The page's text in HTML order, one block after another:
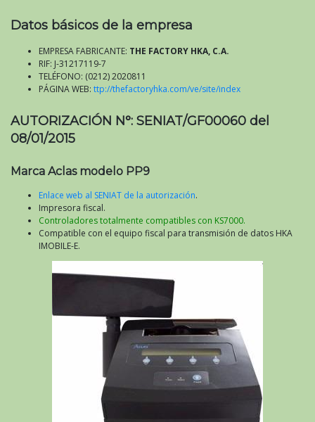
Datos básicos de la empresa
EMPRESA FABRICANTE: THE FACTORY HKA, C.A.
RIF: J-31217119-7
TELÉFONO: (0212) 2020811
PÁGINA WEB: ttp://thefactoryhka.com/ve/site/index
AUTORIZACIÓN N°: SENIAT/GF00060 del
08/01/2015
Marca Aclas modelo PP9
Enlace web al SENIAT de la autorización.
Impresora fiscal.
Controladores totalmente compatibles con KS7000.
Compatible con el equipo fiscal para transmisión de datos HKA
IMOBILE-E.